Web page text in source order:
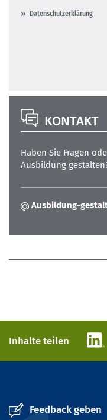
Datenschutzerklärung
KONTAKT
Haben Sie Fragen
Ausbildung
Ausbildung-
Inhalte teilen
Feedback geben